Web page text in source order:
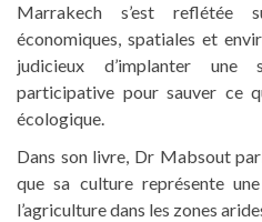
Marrakech s’est reflétée
économiques, spatiales et
judicieux d’implanter une
participative pour sauver ce
écologique.
Dans son livre, Dr Mabsout
que sa culture représente
l’agriculture dans les zones